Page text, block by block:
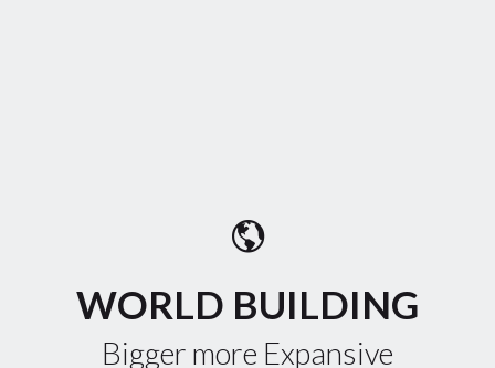
WORLD BUILDING
Bigger more Expansive